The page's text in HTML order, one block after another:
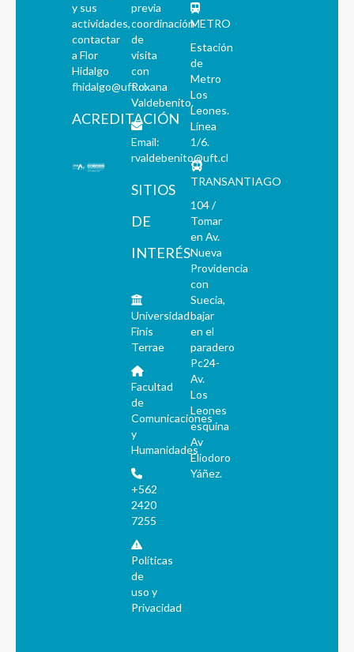
y sus
actividades,
contactar
a Flor
Hidalgo
fhidalgo@uft.cl
ACREDITACIÓN
previa
coordinación
de
visita
con
Roxana
Valdebenito.
Email:
rvaldebenito@uft.cl
SITIOS
DE
INTERÉS
Universidad
Finis
Terrae
Facultad
de
Comunicaciones
y
Humanidades
+562
2420
7255
Políticas
de
uso y
Privacidad
METRO
Estación
de
Metro
Los
Leones.
Línea
1/6.
TRANSANTIAGO
104 /
Tomar
en Av.
Nueva
Providencia
con
Suecia,
bajar
en el
paradero
Pc24-
Av.
Los
Leones
esquina
Av
Eliodoro
Yáñez.